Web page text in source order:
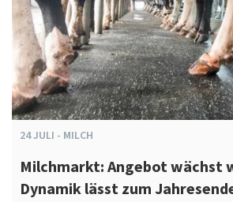
24JULI - MILCH
Milchmarkt: Angebot wächst
Dynamik lässt zum